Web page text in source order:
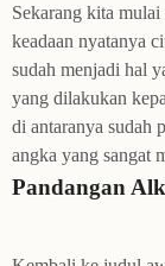
Sekarang kita
keadaan nyatanya
sudah menjadi hal
yang dilakukan
di antaranya sudah
angka yang sangat
Pandangan